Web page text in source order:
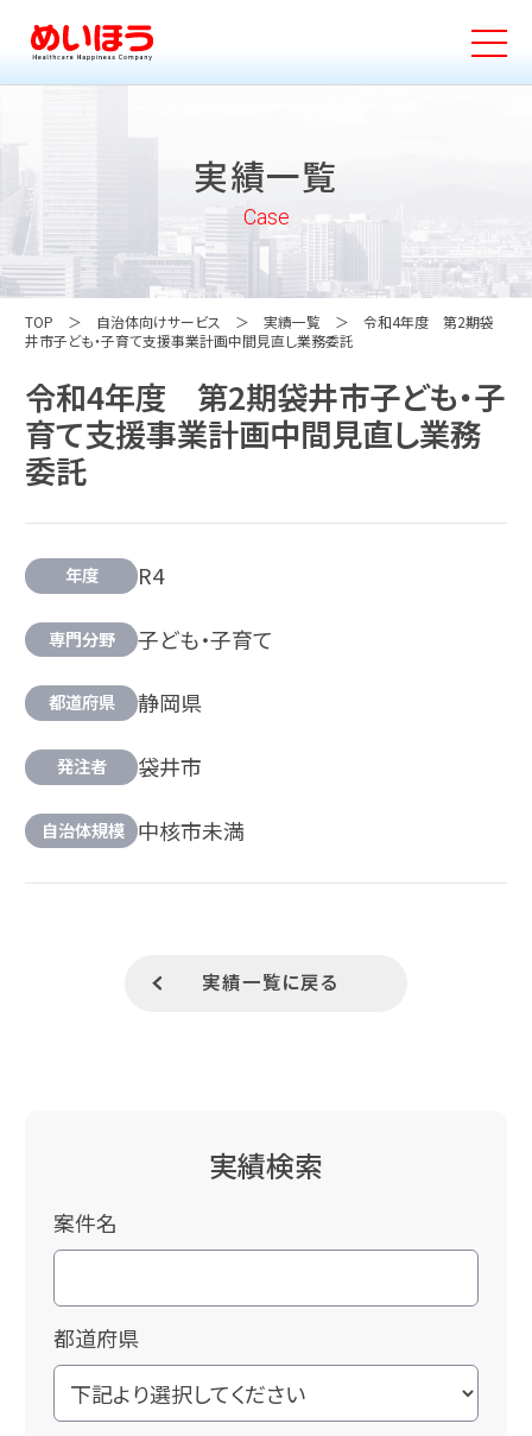
実績一覧
Case
TOP 自治体向けサービス 実績一覧
令和4年度 第2期袋
井市子ども・子育て支援事業計画中間見直し業務委託
令和4年度 第2期袋井市子ども・子
育て支援事業計画中間見直し業務
委託
年度 R4
専門分野 子ども・子育て
都道府県 静岡県
発注者 袋井市
自治体規模 中核市未満
実績一覧に戻る
実績検索
案件名
都道府県